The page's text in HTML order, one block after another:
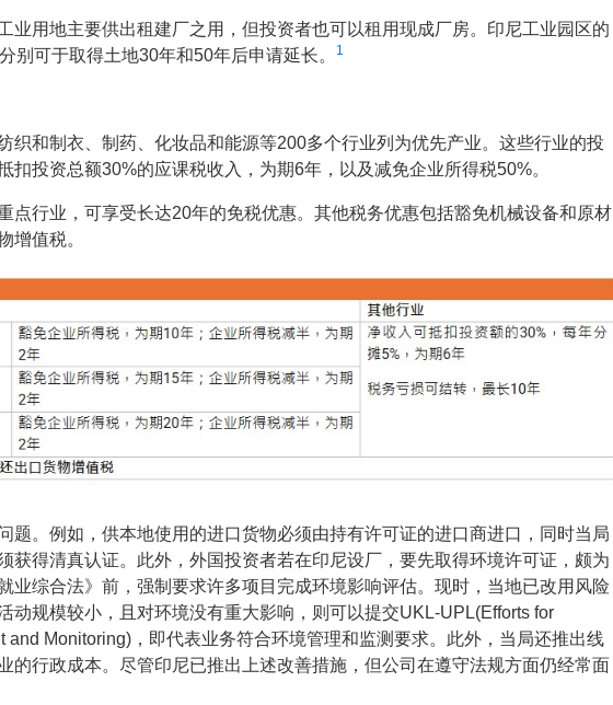
业用地主要供出租建厂之用，但投资者也可以租用现成厂房。印尼工业园区的
别可于取得土地30年和50年后申请延长。
1
织和制衣、制药、化妆品和能源等200多个行业列为优先产业。这些行业的投
扣投资总额30%的应课税收入，为期6年，以及减免企业所得税50%。
点行业，可享受长达20年的免税优惠。其他税务优惠包括豁免机械设备和原材
增值税。
题。例如，供本地使用的进口货物必须由持有许可证的进口商进口，同时当局
获得清真认证。此外，外国投资者若在印尼设厂，要先取得环境许可证，颇为
业综合法》前，强制要求许多项目完成环境影响评估。现时，当地已改用风险
动规模较小，且对环境没有重大影响，则可以提交UKL‑UPL(Efforts for
and Monitoring)，即代表业务符合环境管理和监测要求。此外，当局还推出线
的行政成本。尽管印尼已推出上述改善措施，但公司在遵守法规方面仍经常面